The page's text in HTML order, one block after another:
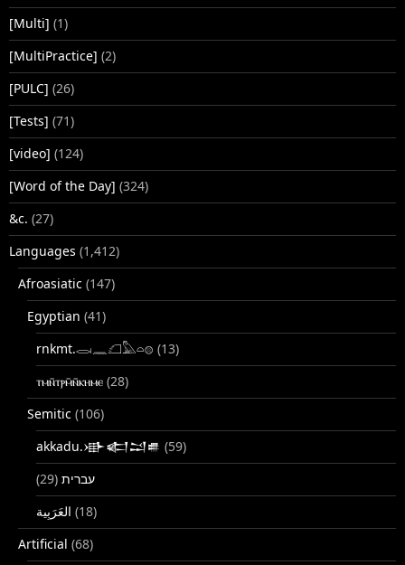
[Multi] (1)
[MultiPractice] (2)
[PULC] (26)
[Tests] (71)
[video] (124)
[Word of the Day] (324)
&c. (27)
Languages (1,412)
Afroasiatic (147)
Egyptian (41)
rnkmt.𓂋𓏺𓈖𓆎𓅓𓏏𓊖 (13)
ⲧⲙⲛ̄ⲧⲣⲙ̄ⲛ̄ⲕⲏⲙⲉ (28)
Semitic (106)
akkadu.𒀝𒅗𒁺𒌑 (59)
עברית (29)
(18)
Artificial (68)